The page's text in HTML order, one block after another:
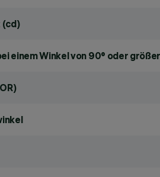
(cd)
einem Winkel von 90° oder